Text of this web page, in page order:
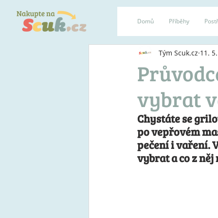
Domů Příběhy
vybrat
Tým Scuk.cz 11.
Chystáte se
po vepřovém
pečení i vaření.
vybrat a co z